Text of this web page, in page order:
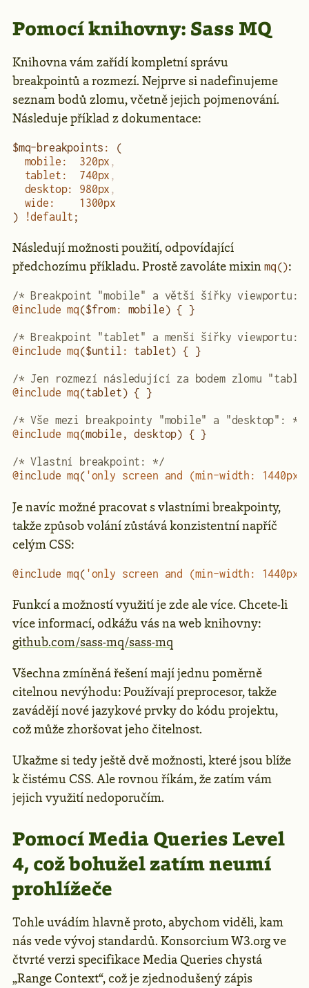
Pomocí knihovny: Sass MQ
Knihovna vám zařídí kompletní správu
breakpointů a rozmezí. Nejprve si nadefinujeme
seznam bodů zlomu, včetně jejich pojmenování.
Následuje příklad z dokumentace:
$mq-breakpoints :
(
  mobile
:
  320
px ,
  tablet
:
  740
px ,
  desktop
: 980px ,
  wide
:
    1300
px
)
!default ;
Následují možnosti použití, odpovídající
předchozímu příkladu. Prostě zavoláte mixin mq():
/* Breakpoint "mobile" a větší šířky viewportu:
@include mq($from: mobile) { }
/* Breakpoint "tablet" a menší šířky viewportu:
@include mq($until : tablet) { }
/* Jen rozmezí následující za bodem zlomu
@include mq(tablet) { }
/* Vše mezi breakpointy "mobile" a "desktop": */
@include mq(mobile, desktop) { }
/* Vlastní breakpoint: */
@include mq( 'only screen and (min-width:
Je navíc možné pracovat s vlastními breakpointy,
takže způsob volání zůstává konzistentní napříč
celým CSS:
@include mq( 'only screen and (min-width:
Funkcí a možností využití je zde ale více. Chcete-li
více informací, odkážu vás na web knihovny:
github.com/sass-mq/sass-mq
Všechna zmíněná řešení mají jednu poměrně
citelnou nevýhodu: Používají preprocesor, takže
zavádějí nové jazykové prvky do kódu projektu,
což může zhoršovat jeho čitelnost.
Ukažme si tedy ještě dvě možnosti, které jsou blíže
k čistému CSS. Ale rovnou říkám, že zatím vám
jejich využití nedoporučím.
Pomocí Media Queries Level
4, což bohužel zatím neumí
prohlížeče
Tohle uvádím hlavně proto, abychom viděli, kam
nás vede vývoj standardů. Konsorcium W3.org ve
čtvrté verzi specifikace Media Queries chystá
„Range Context“, což je zjednodušený zápis